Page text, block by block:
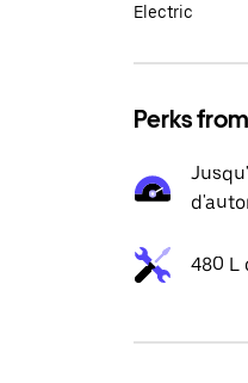
Electric
Perks
480 L